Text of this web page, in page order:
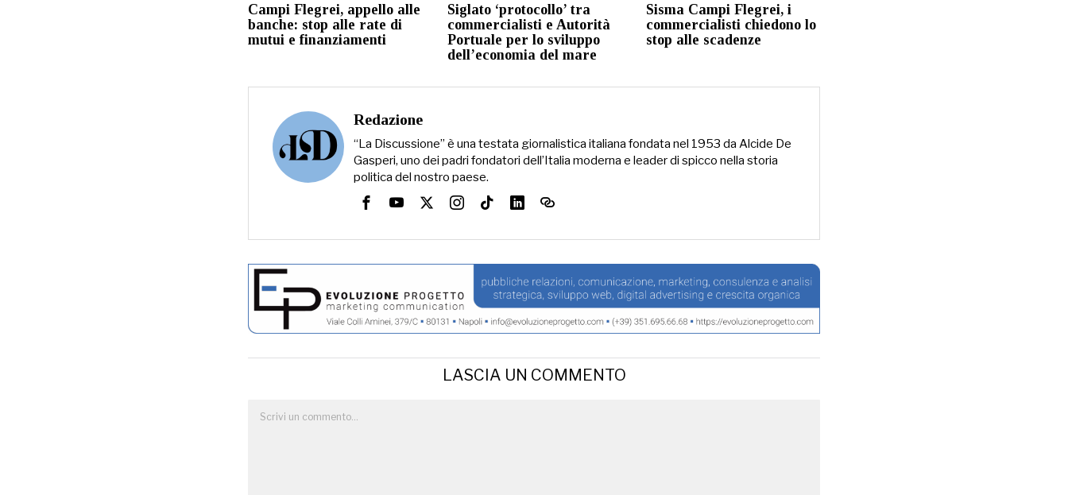
Campi Flegrei, appello alle
banche: stop alle rate di
mutui e finanziamenti
Siglato ‘protocollo’ tra
commercialisti e Autorità
Portuale per lo sviluppo
dell’economia del mare
Sisma Campi Flegrei, i
commercialisti chiedono lo
stop alle scadenze
Redazione
“La Discussione” è una testata giornalistica italiana fondata nel 1953 da Alcide De
Gasperi, uno dei padri fondatori dell’Italia moderna e leader di spicco nella storia
politica del nostro paese.
LASCIA UN COMMENTO